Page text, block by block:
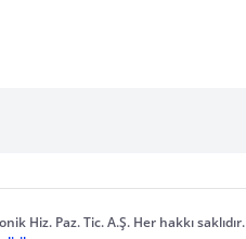
Hiz. Paz. Tic. A.Ş. Her hakkı saklıdır.